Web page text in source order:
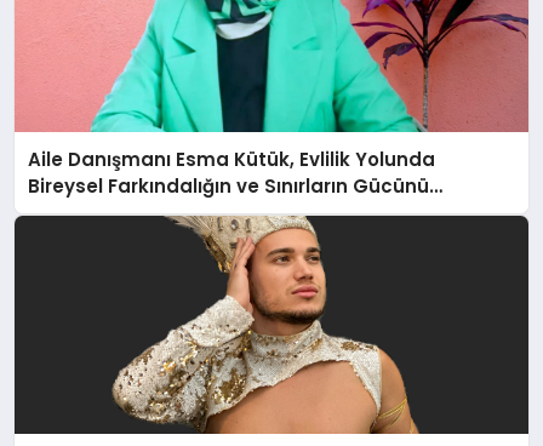
Aile Danışmanı Esma Kütük, Evlilik Yolunda
Bireysel Farkındalığın ve Sınırların Gücünü
Anlatıyor